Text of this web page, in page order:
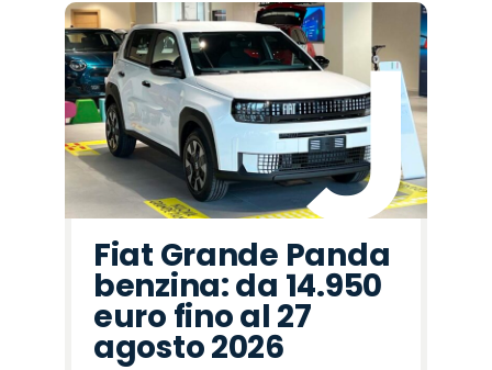
Fiat Grande Panda
benzina: da 14.950
euro fino al 27
agosto 2026